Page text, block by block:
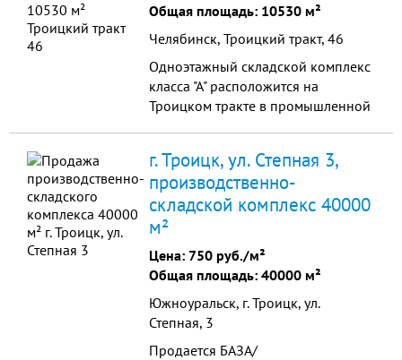
Общая площадь: 10530 м²
Челябинск, Троицкий тракт, 46
Одноэтажный складской комплекс
класса "А" расположится на
Троицком тракте в промышленной
территория, офисные помещения в
здании, удобные стоянки и
подъездные пути, в т.ч. собственная
железнодорожная ветка и зона
г. Троицк, ул. Степная 3,
производственно-
складской комплекс 40000
м²
Цена: 750 руб./м²
Общая площадь: 40000 м²
Южноуральск, г. Троицк, ул.
Степная, 3
Продается БАЗА/